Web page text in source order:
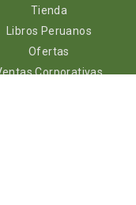
Tienda
Libros Peruanos
Ofertas
Corporativas